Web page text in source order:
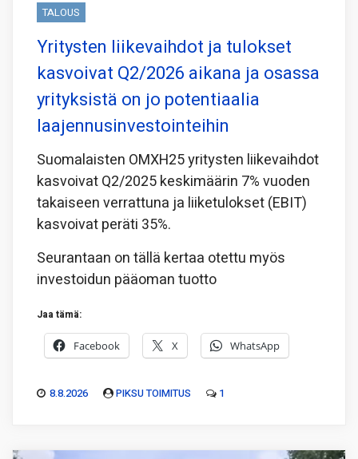
TALOUS
Yritysten liikevaihdot ja tulokset
kasvoivat Q2/2026 aikana ja osassa
yrityksistä on jo potentiaalia
laajennusinvestointeihin
Suomalaisten OMXH25 yritysten liikevaihdot
kasvoivat Q2/2025 keskimäärin 7% vuoden
takaiseen verrattuna ja liiketulokset (EBIT)
kasvoivat peräti 35%.
Seurantaan on tällä kertaa otettu myös
investoidun pääoman tuotto
Jaa tämä:
Facebook X WhatsApp
8.8.2026 PIKSU TOIMITUS 1